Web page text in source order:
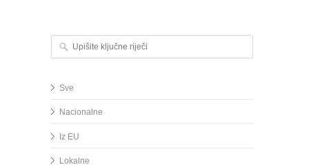
Upišite ključne riječi
Sve
Nacionalne
Iz EU
Lokalne